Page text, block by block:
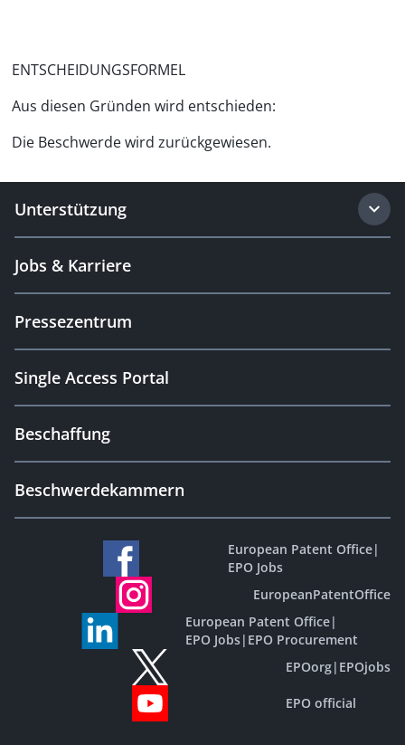
ENTSCHEIDUNGSFORMEL
Aus diesen Gründen wird entschieden:
Die Beschwerde wird zurückgewiesen.
Unterstützung
Jobs & Karriere
Pressezentrum
Single Access Portal
Beschaffung
Beschwerdekammern
European Patent Office|
EPO Jobs
EuropeanPatentOffice
European Patent Office|
EPO Jobs| EPO Procurement
EPOorg| EPOjobs
EPO official